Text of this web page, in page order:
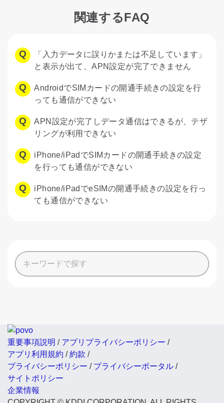
関連するFAQ
「入力データに誤りかまたは不足しています」
と表示が出て、APN設定が完了できません
AndroidでSIMカードの開通手続きの設定を行
っても通信ができない
APN設定が完了しデータ通信はできるが、テザ
リングが利用できない
iPhone/iPadでSIMカードの開通手続きの設定
を行っても通信ができない
iPhone/iPadでeSIMの開通手続きの設定を行っ
ても通信ができない
重要事項説明 / アプリプライバシーポリシー /
アプリ利用規約 /約款 /
プライバシーポリシー / プライバシーポータル /
サイトポリシー
企業情報